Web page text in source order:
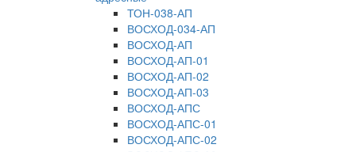
ТОН-038-АП
ВОСХОД-034-АП
ВОСХОД-АП
ВОСХОД-АП-01
ВОСХОД-АП-02
ВОСХОД-АП-03
ВОСХОД-АПС
ВОСХОД-АПС-01
ВОСХОД-АПС-02